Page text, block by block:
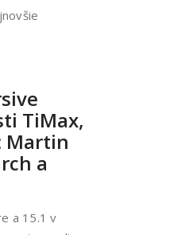
TiMax,
Martin
a
a 15.1 v